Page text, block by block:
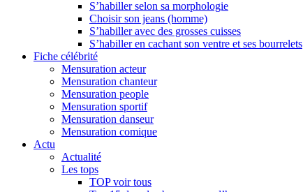
S’habiller selon sa morphologie
Choisir son jeans (homme)
S’habiller avec des grosses cuisses
S’habiller en cachant son ventre et ses bourrelets
Fiche célébrité
Mensuration acteur
Mensuration chanteur
Mensuration people
Mensuration sportif
Mensuration danseur
Mensuration comique
Actu
Actualité
Les tops
TOP voir tous